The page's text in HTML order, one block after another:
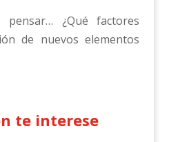
¿Qué factores
de nuevos elementos
te interese